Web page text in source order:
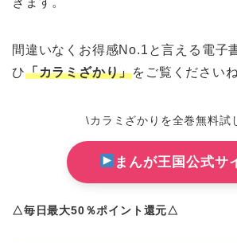
間違いなくお得感No.1と言える電子
ひ「カラミざかり」をご覧くださいね
\カラミざかりを全巻無料試
まんが王国公式サ
△毎日最大50％ポイント還元△